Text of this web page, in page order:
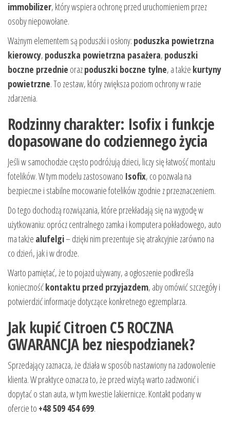
immobilizer, który wspiera ochronę przed uruchomieniem przez
osoby niepowołane.
Ważnym elementem są poduszki i osłony: poduszka powietrzna
kierowcy, poduszka powietrzna pasażera, poduszki
boczne przednie orazpoduszki boczne tylne, a także kurtyny
powietrzne. To zestaw, który zwiększa poziom ochrony w razie
zdarzenia.
Rodzinny charakter: Isofix i funkcje
dopasowane do codziennego życia
Jeśli w samochodzie często podróżują dzieci, liczy się łatwość montażu
fotelików. W tym modelu zastosowano Isofix, co pozwala na
bezpieczne i stabilne mocowanie fotelików zgodnie z przeznaczeniem.
Do tego dochodzą rozwiązania, które przekładają się na wygodę w
użytkowaniu: oprócz centralnego zamka i komputera pokładowego, auto
ma także alufelgi– dzięki nim prezentuje się atrakcyjnie zarówno na
co dzień, jak i w drodze.
Warto pamiętać, że to pojazd używany, a ogłoszenie podkreśla
koniecznośćkontaktu przed przyjazdem, aby omówić szczegóły i
potwierdzić informacje dotyczące konkretnego egzemplarza.
Jak kupić Citroen C5 ROCZNA
GWARANCJA bez niespodzianek?
Sprzedający zaznacza, że działa w sposób nastawiony na zadowolenie
klienta. W praktyce oznacza to, że przed wizytą warto zadzwonić i
dopytać o stan auta, w tym kwestie lakiernicze. Kontakt podany w
ofercie to +48 509 454 699.